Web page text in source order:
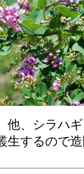
他、シラハ
生するので